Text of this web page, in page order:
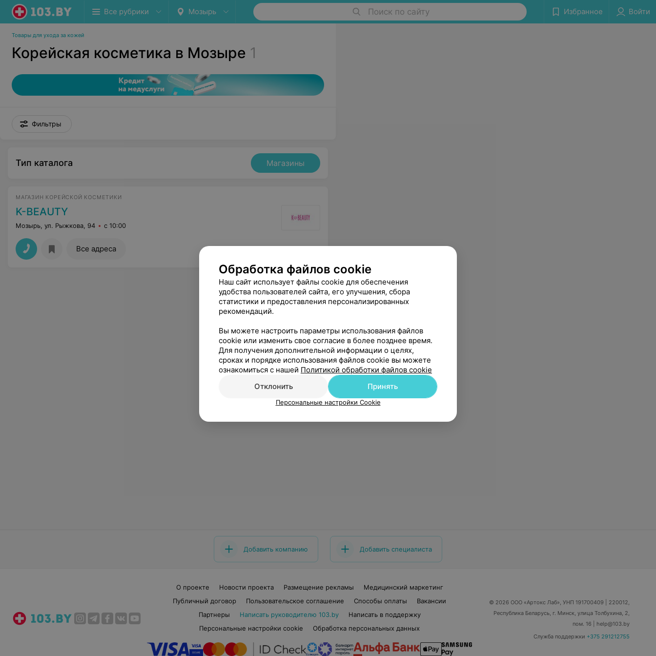
Все рубрики Мозырь Поиск по сайту Избранное Войти
Товары для ухода за кожей
Корейская косметика в Мозыре 1
Фильтры
Тип каталога Магазины
МАГАЗИН КОРЕЙСКОЙ КОСМЕТИКИ
K-BEAUTY
Мозырь, ул. Рыжкова, 94 с 10:00
Все адреса
Добавить компанию Добавить специалиста
О проекте Новости проекта Размещение рекламы
Медицинский маркетинг
Публичный договор
Пользовательское соглашение Способы оплаты
Вакансии
Партнеры
Написать руководителю 103.by
Написать в поддержку
Персональные настройки cookie
Обработка персональных данных
© 2026 ООО «Артокс Лаб», УНП 191700409 | 220012,
Республика Беларусь, г. Минск, улица Толбухина, 2,
пом. 16 | help@103.by
Служба поддержки +375 291212755
Обработка файлов cookie
Наш сайт использует файлы cookie для обеспечения
удобства пользователей сайта, его улучшения, сбора
статистики и предоставления персонализированных
рекомендаций.
Вы можете настроить параметры использования файлов
cookie или изменить свое согласие в более позднее время.
Для получения дополнительной информации о целях,
сроках и порядке использования файлов cookie вы можете
ознакомиться с нашей Политикой обработки файлов cookie
Отклонить
Принять
Персональные настройки Cookie